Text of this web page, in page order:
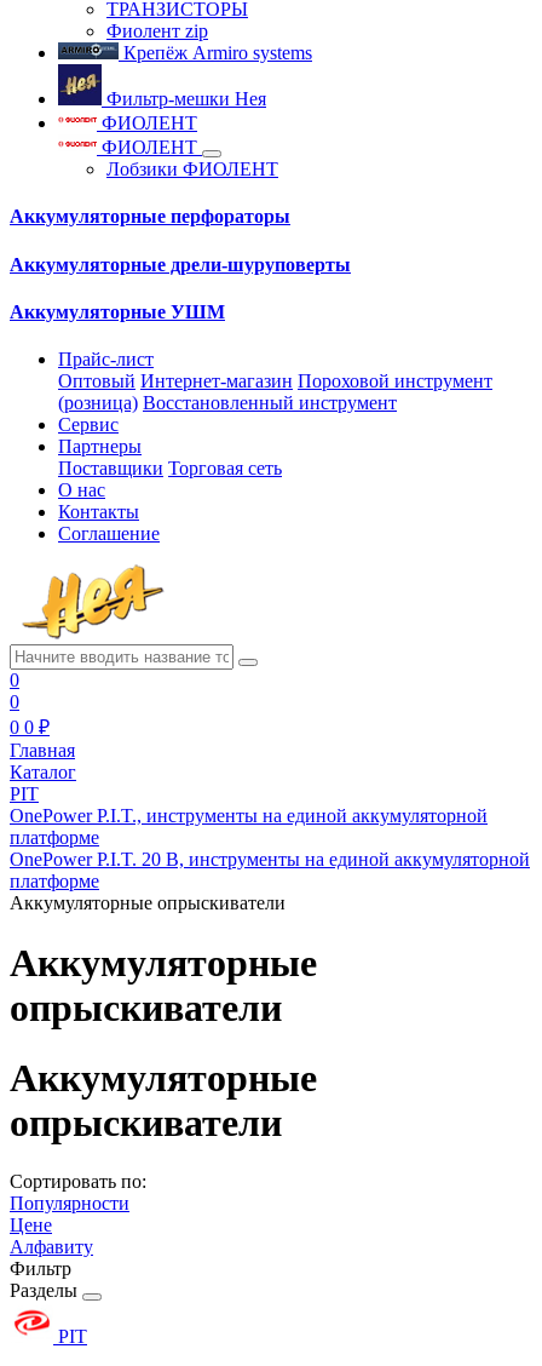
ТРАНЗИСТОРЫ
Фиолент zip
Крепёж Armiro systems
Фильтр-мешки Нея
ФИОЛЕНТ
ФИОЛЕНТ
Лобзики ФИОЛЕНТ
Аккумуляторные перфораторы
Аккумуляторные дрели-шуруповерты
Аккумуляторные УШМ
Прайс-лист
Оптовый Интернет-магазин Пороховой инструмент
(розница) Восстановленный инструмент
Сервис
Партнеры
Поставщики Торговая сеть
О нас
Контакты
Соглашение
0
0
0 0 ₽
Главная
Каталог
PIT
OnePower P.I.T., инструменты на единой аккумуляторной
платформе
OnePower P.I.T. 20 В, инструменты на единой аккумуляторной
платформе
Аккумуляторные опрыскиватели
Аккумуляторные
опрыскиватели
Аккумуляторные
опрыскиватели
Сортировать по:
Популярности
Цене
Алфавиту
Фильтр
Разделы
PIT